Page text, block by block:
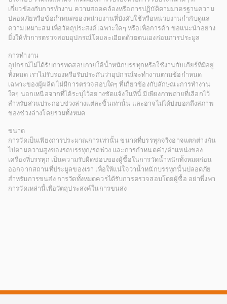
เกี่ยวข้องกับการทำงาน ความสอดคล้องหรือการปฏิบัติตามมาตรฐานความ
ปลอดภัยหรือข้อกำหนดของหน่วยงานที่บังคับใช้หรือหน่วยงานกำกับดูแล
ความเหมาะสม เพื่อวัตถุประสงค์เฉพาะใดๆ หรือเพื่อการค้า ขอแนะนำอย่าง
ยิ่งให้ทำการตรวจสอบอุปกรณ์โดยละเอียดด้วยตนเองก่อนการประมูล
การทำงาน
อุปกรณ์ไม่ได้รับการทดสอบภายใต้น้ำหนักบรรทุกหรือใช้งานกับเกียร์ที่มีอยู่
ทั้งหมด เราไม่รับรองหรือรับประกันว่าอุปกรณ์จะทำงานตามข้อกำหนด
เฉพาะของผู้ผลิต ไม่มีการตรวจสอบใดๆ ที่เกี่ยวข้องกับลักษณะการทำงาน
ใดๆ นอกเหนือจากที่ได้ระบุไว้อย่างชัดแจ้งในที่นี้ มีเพียงภาพถ่ายที่เลือกไว้
สำหรับส่วนประกอบช่วงล่างแต่ละชิ้นเท่านั้น และอาจไม่ได้บ่งบอกถึงสภาพ
ของช่วงล่างโดยรวมทั้งหมด
ขนาด
การวัดเป็นเพียงการประมาณการเท่านั้น ขนาดที่บรรทุกจริงอาจแตกต่างกัน
ไปตามความสูงของรถบรรทุก/รถพ่วง และการกำหนดค่า/ตำแหน่งของ
เครื่องที่บรรทุก เป็นความรับผิดชอบของผู้ซื้อในการวัดน้ำหนักทั้งหมดก่อน
ออกจากสถานที่ประมูลของเรา เพื่อให้แน่ใจว่าน้ำหนักบรรทุกนั้นปลอดภัย
สำหรับการขนส่ง การวัดทั้งหมดควรได้รับการตรวจสอบโดยผู้ซื้อ อย่าพึ่งพา
การวัดเหล่านี้เพื่อวัตถุประสงค์ในการขนส่ง